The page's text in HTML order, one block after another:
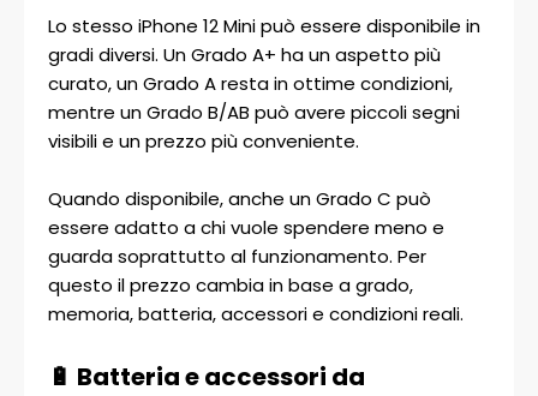
Lo stesso iPhone 12 Mini può essere disponibile in
gradi diversi. Un Grado A+ ha un aspetto più
curato, un Grado A resta in ottime condizioni,
mentre un Grado B/AB può avere piccoli segni
visibili e un prezzo più conveniente.
Quando disponibile, anche un Grado C può
essere adatto a chi vuole spendere meno e
guarda soprattutto al funzionamento. Per
questo il prezzo cambia in base a grado,
memoria, batteria, accessori e condizioni reali.
🔋 Batteria e accessori da